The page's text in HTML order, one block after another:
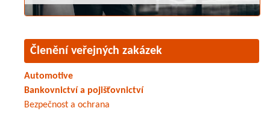
Členění veřejných zakázek
Automotive
Bankovnictví a pojišťovnictví
Bezpečnost a ochrana